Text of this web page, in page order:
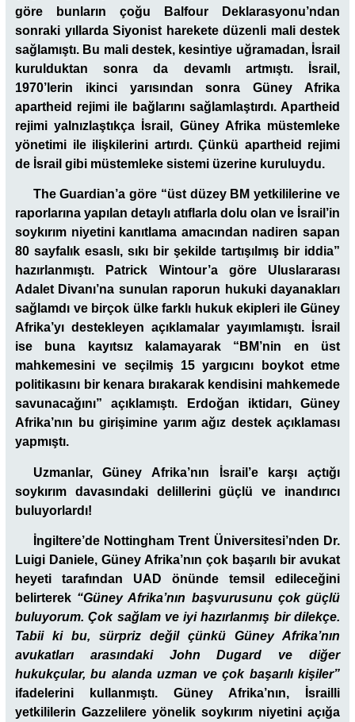
göre bunların çoğu Balfour Deklarasyonu’ndan
sonraki yıllarda Siyonist harekete düzenli mali destek
sağlamıştı. Bu mali destek, kesintiye uğramadan, İsrail
kurulduktan sonra da devamlı artmıştı. İsrail,
1970’lerin ikinci yarısından sonra Güney Afrika
apartheid rejimi ile bağlarını sağlamlaştırdı. Apartheid
rejimi yalnızlaştıkça İsrail, Güney Afrika müstemleke
yönetimi ile ilişkilerini artırdı. Çünkü apartheid rejimi
de İsrail gibi müstemleke sistemi üzerine kuruluydu.
The Guardian’a göre “üst düzey BM yetkililerine ve
raporlarına yapılan detaylı atıflarla dolu olan ve İsrail’in
soykırım niyetini kanıtlama amacından nadiren sapan
80 sayfalık esaslı, sıkı bir şekilde tartışılmış bir iddia”
hazırlanmıştı. Patrick Wintour’a göre Uluslararası
Adalet Divanı’na sunulan raporun hukuki dayanakları
sağlamdı ve birçok ülke farklı hukuk ekipleri ile Güney
Afrika’yı destekleyen açıklamalar yayımlamıştı. İsrail
ise buna kayıtsız kalamayarak “BM’nin en üst
mahkemesini ve seçilmiş 15 yargıcını boykot etme
politikasını bir kenara bırakarak kendisini mahkemede
savunacağını” açıklamıştı. Erdoğan iktidarı, Güney
Afrika’nın bu girişimine yarım ağız destek açıklaması
yapmıştı.
Uzmanlar, Güney Afrika’nın İsrail’e karşı açtığı
soykırım davasındaki delillerini güçlü ve inandırıcı
buluyorlardı!
İngiltere’de Nottingham Trent Üniversitesi’nden Dr.
Luigi Daniele, Güney Afrika’nın çok başarılı bir avukat
heyeti tarafından UAD önünde temsil edileceğini
belirterek “Güney Afrika’nın başvurusunu çok güçlü
buluyorum. Çok sağlam ve iyi hazırlanmış bir dilekçe.
Tabii ki bu, sürpriz değil çünkü Güney Afrika’nın
avukatları arasındaki John Dugard ve diğer
hukukçular, bu alanda uzman ve çok başarılı kişiler”
ifadelerini kullanmıştı. Güney Afrika’nın, İsrailli
yetkililerin Gazzelilere yönelik soykırım niyetini açığa